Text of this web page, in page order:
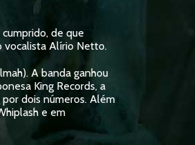
de que
vocalista Alírio Netto.
A banda ganhou
King Records, a
dois números. Além
e em